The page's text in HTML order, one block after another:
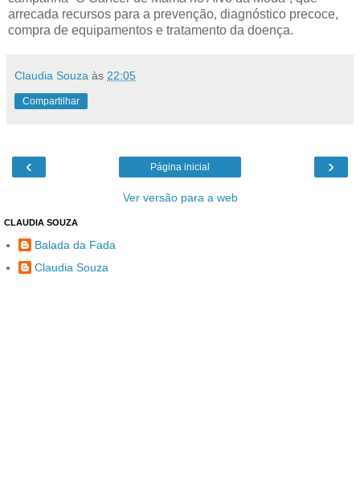
arrecada recursos para a prevenção, diagnóstico precoce,
compra de equipamentos e tratamento da doença.
Claudia Souza às 22:05
Compartilhar
‹ ›
Página inicial
Ver versão para a web
CLAUDIA SOUZA
Balada da Fada
Claudia Souza